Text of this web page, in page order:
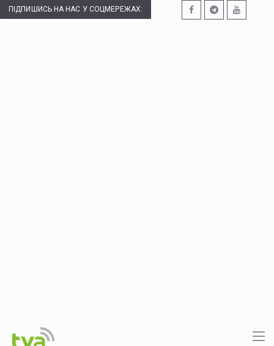
ПІДПИШИСЬ НА НАС У СОЦМЕРЕЖАХ: